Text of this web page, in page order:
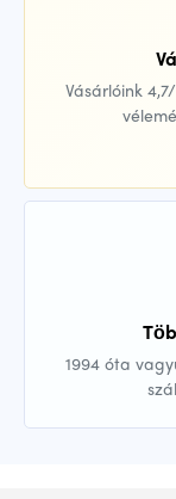
Vásárlóink
1994 óta